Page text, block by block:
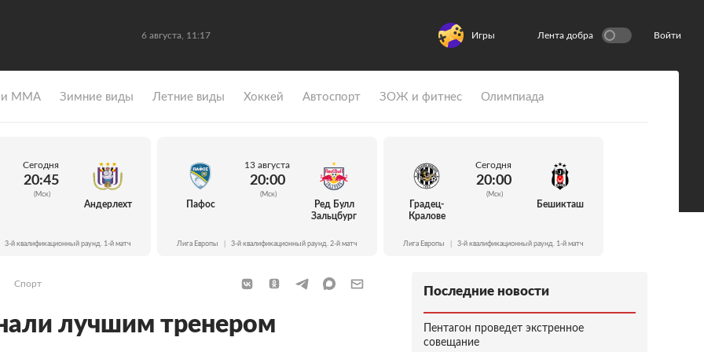
6 августа, 11:17 Игры Лента добра Войти
и ММА Зимние виды Летние виды Хоккей Автоспорт ЗОЖ и фитнес Олимпиада
Сегодня
20:45
(Мск)
Андерлехт
3-й квалификационный раунд. 1-й матч
Пафос
13 августа
20:00
(Мск)
Ред Булл
Зальцбург
Лига Европы 3-й квалификационный раунд. 2-й матч
Градец-
Кралове
Сегодня
20:00
(Мск)
Бешикташ
Лига Европы 3-й квалификационный раунд. 1-й матч
Спорт
лучшим тренером
Последние новости
Пентагон проведет экстренное
совещание